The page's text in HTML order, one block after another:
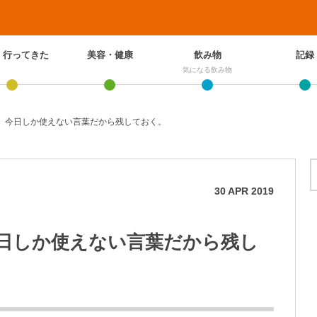
行ってきた 美容・健康 飲み物
気になる飲み物
記録
日しか使えない言葉だから残しておく。
30APR 2019
か使えない言葉だから残し